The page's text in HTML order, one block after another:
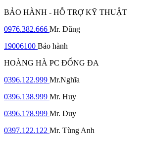
BẢO HÀNH - HỖ TRỢ KỸ THUẬT
0976.382.666 Mr. Dũng
19006100 Bảo hành
HOÀNG HÀ PC ĐỐNG ĐA
0396.122.999 Mr.Nghĩa
0396.138.999 Mr. Huy
0396.178.999 Mr. Duy
0397.122.122 Mr. Tùng Anh